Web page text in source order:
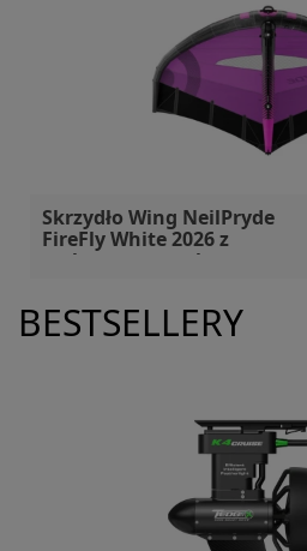
Skrzydło Wing NeilPryde
FireFly White 2026 z
carbonowym uchwytem
BESTSELLERY